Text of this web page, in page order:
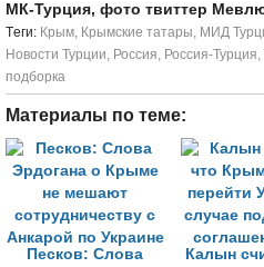
МК-Турция, фото твиттер
Tеги: Крым, Крымские татары, МИД
Новости Турции, Россия, Россия-Турция,
подборка
Материалы по теме:
Песков: Слова
Калын